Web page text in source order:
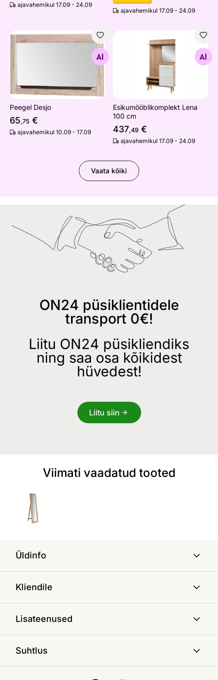
ajavahemikul 17.09 - 24.09
ajavahemikul 17.09 - 24.09
Peegel Desjo
Peegel Desjo
65,75 €
ajavahemikul 10.09 - 17.09
Esikumööblikomplekt Lena
Otsi sarnaseid
Esikumööblikomplekt Lena
100 cm
437,49 €
ajavahemikul 17.09 - 24.09
Vaata kõiki
ON24 püsiklientidele
transport 0€!
Liitu ON24 püsikliendiks
ning saa osa kõikidest
hüvedest!
Liitu siin
Viimati vaadatud tooted
Üldinfo
Kliendile
Lisateenused
Suhtlus